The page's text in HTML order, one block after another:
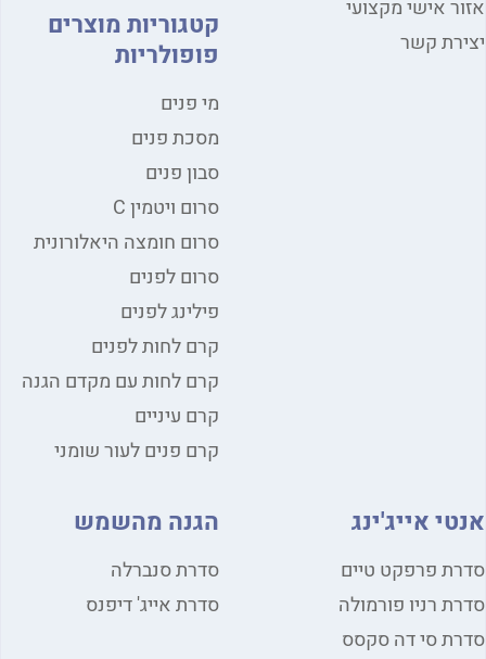
אישי מקצועי
קשר
קטגוריות מוצרים
פופולריות
מי פנים
מסכת פנים
סבון פנים
סרום ויטמין C
סרום חומצה היאלורונית
סרום לפנים
פילינג לפנים
קרם לחות לפנים
קרם לחות עם מקדם הגנה
קרם עיניים
קרם פנים לעור שומני
אייג'ינג
פרפקט טיים
רניו פורמולה
סי דה סקסס
הגנה מהשמש
סדרת סנברלה
סדרת אייג' דיפנס